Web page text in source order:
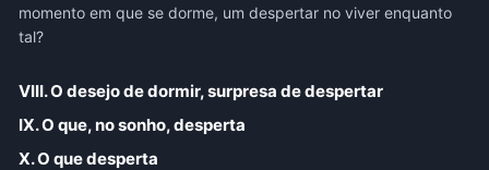
momento em que se dorme, um despertar no viver enquanto
tal?
VIII. O desejo de dormir, surpresa de despertar
IX. O que, no sonho, desperta
X. O que desperta